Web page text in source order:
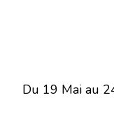
Du 19 Mai au